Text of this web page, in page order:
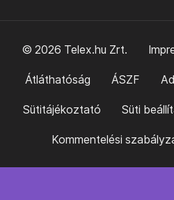
© 2026 Telex.hu Zrt.
Átláthatóság ÁSZF
Sütitájékoztató Süti
Kommentelési